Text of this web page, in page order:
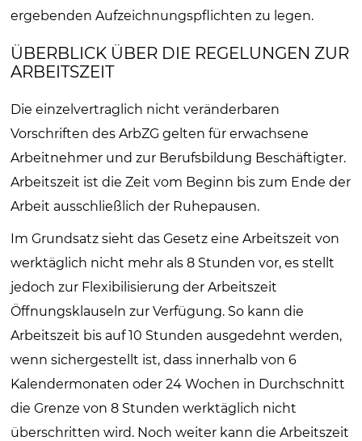
ergebenden Aufzeichnungspflichten zu legen.
ÜBERBLICK ÜBER DIE REGELUNGEN ZUR
ARBEITSZEIT
Die einzelvertraglich nicht veränderbaren
Vorschriften des ArbZG gelten für erwachsene
Arbeitnehmer und zur Berufsbildung Beschäftigter.
Arbeitszeit ist die Zeit vom Beginn bis zum Ende der
Arbeit ausschließlich der Ruhepausen.
Im Grundsatz sieht das Gesetz eine Arbeitszeit von
werktäglich nicht mehr als 8 Stunden vor, es stellt
jedoch zur Flexibilisierung der Arbeitszeit
Öffnungsklauseln zur Verfügung. So kann die
Arbeitszeit bis auf 10 Stunden aus­gedehnt werden,
wenn sicher­gestellt ist, dass innerhalb von 6
Kalender­monaten oder 24 Wochen in Durchschnitt
die Grenze von 8 Stunden werktäglich nicht
überschritten wird. Noch weiter kann die Arbeitszeit